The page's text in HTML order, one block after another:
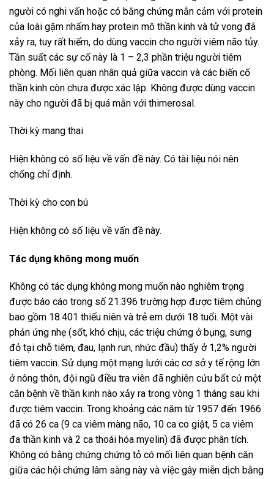
người có nghi vấn hoặc có bằng chứng mẫn cảm với protein
của loài gậm nhấm hay protein mô thần kinh và tử vong đã
xảy ra, tuy rất hiếm, do dùng vaccin cho người viêm não tủy.
Tần suất các sự cố này là 1 – 2,3 phần triệu người tiêm
phòng. Mối liên quan nhân quả giữa vaccin và các biến cố
thần kinh còn chưa được xác lập. Không được dùng vaccin
này cho người đã bị quá mẫn với thimerosal.
Thời kỳ mang thai
Hiện không có số liệu về vấn đề này. Có tài liệu nói nên
chống chỉ định.
Thời kỳ cho con bú
Hiện không có số liệu về vấn đề này.
Tác dụng không mong muốn
Không có tác dụng không mong muốn nào nghiêm trọng
được báo cáo trong số 21.396 trường hợp được tiêm chủng
bao gồm 18.401 thiếu niên và trẻ em dưới 18 tuổi. Một vài
phản ứng nhẹ (sốt, khó chịu, các triệu chứng ở bụng, sưng
đỏ tại chỗ tiêm, đau, lạnh run, nhức đầu) thấy ở 1,2% người
tiêm vaccin. Sử dụng một mạng lưới các cơ sở y tế rộng lớn
ở nông thôn, đội ngũ điều tra viên đã nghiên cứu bất cứ một
căn bệnh về thần kinh nào xảy ra trong vòng 1 tháng sau khi
được tiêm vaccin. Trong khoảng các năm từ 1957 đến 1966
đã có 26 ca (9 ca viêm màng não, 10 ca co giật, 5 ca viêm
đa thần kinh và 2 ca thoái hóa myelin) đã được phân tích.
Không có bằng chứng chứng tỏ có mối liên quan bệnh căn
giữa các hội chứng lâm sàng này và việc gây miễn dịch bằng